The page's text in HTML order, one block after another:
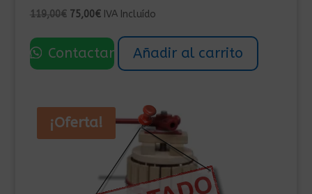
119,00€ El
original
era:
75,00€El
actual
es:
IVA Incluído
Contactar Añadir al carrito
¡Oferta!